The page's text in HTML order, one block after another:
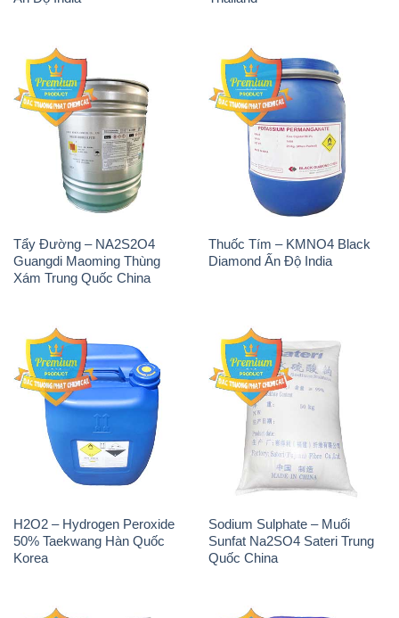
Tẩy Đường – NA2S2O4
Guangdi Maoming Thùng
Xám Trung Quốc China
Thuốc Tím – KMNO4 Black
Diamond Ấn Độ India
H2O2 – Hydrogen Peroxide
50% Taekwang Hàn Quốc
Sodium Sulphate – Muối
Sunfat Na2SO4 Sateri Trung
Quốc China